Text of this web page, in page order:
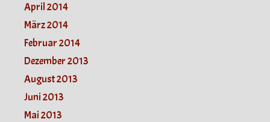
April 2014
März 2014
Februar 2014
Dezember 2013
August 2013
Juni 2013
Mai 2013